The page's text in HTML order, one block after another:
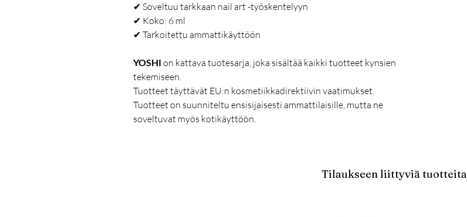
✔ Soveltuu tarkkaan nail art -työskentelyyn
✔ Koko: 6 ml
✔ Tarkoitettu ammattikäyttöön
YOSHI on kattava tuotesarja, joka sisältää kaikki tuotteet kynsien
tekemiseen.
Tuotteet täyttävät EU:n kosmetiikkadirektiivin vaatimukset.
Tuotteet on suunniteltu ensisijaisesti ammattilaisille, mutta ne
soveltuvat myös kotikäyttöön.
Tilaukseen liittyviä tuotteita